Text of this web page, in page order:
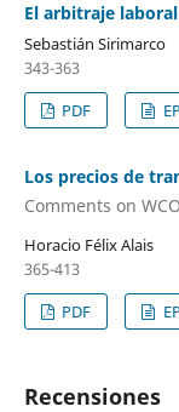
El arbitraje
Sebastián Sirimarco
343-363
PDF
Los precios de
Comments on
Horacio Félix Alais
365-413
PDF
Recensiones